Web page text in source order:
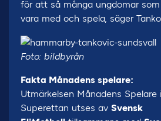
för att så många ungdomar
vara med och spela, säger
Foto: bildbyrån
Fakta Månadens spelare:
Utmärkelsen Månadens
Superettan utses av Svensk